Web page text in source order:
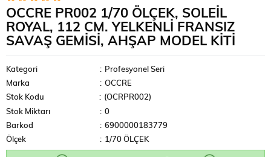
OCCRE PR002 1/70 ÖLÇEK, SOLEIL
ROYAL, 112 CM. YELKENLI FRANSIZ
SAVAŞ GEMISI, AHŞAP MODEL KITI
Kategori : Profesyonel Seri
Marka
: OCCRE
Stok Kodu
(OCRPR002)
Stok Miktarı
: 0
Barkod
: 6900000183779
Ölçek
: 1/70 ÖLÇEK